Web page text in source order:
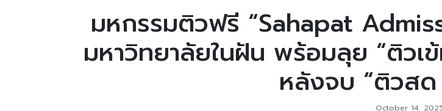
มหกรรมติวฟรี “Sahapat
มหาวิทยาลัยในฝัน พร้อมลุย “ติวเ
หลังจบ “ติวส
October 14,